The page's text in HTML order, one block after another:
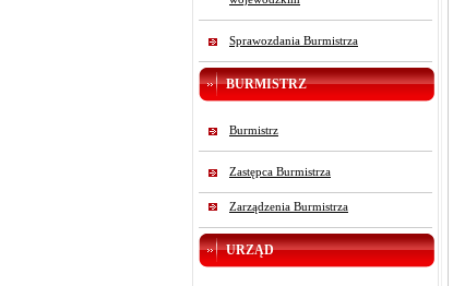
Sprawozdania Burmistrza
BURMISTRZ
Burmistrz
Zastępca Burmistrza
Zarządzenia Burmistrza
URZĄD